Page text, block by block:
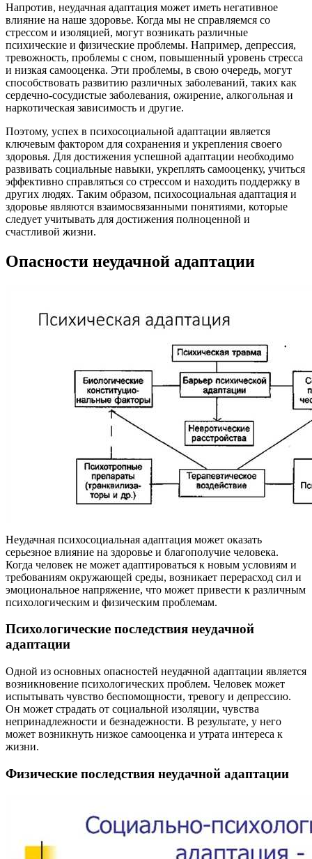
Напротив, неудачная адаптация может иметь негативное
влияние на наше здоровье. Когда мы не справляемся со
стрессом и изоляцией, могут возникать различные
психические и физические проблемы. Например, депрессия,
тревожность, проблемы с сном, повышенный уровень стресса
и низкая самооценка. Эти проблемы, в свою очередь, могут
способствовать развитию различных заболеваний, таких как
сердечно-сосудистые заболевания, ожирение, алкогольная и
наркотическая зависимость и другие.
Поэтому, успех в психосоциальной адаптации является
ключевым фактором для сохранения и укрепления своего
здоровья. Для достижения успешной адаптации необходимо
развивать социальные навыки, укреплять самооценку, учиться
эффективно справляться со стрессом и находить поддержку в
других людях. Таким образом, психосоциальная адаптация и
здоровье являются взаимосвязанными понятиями, которые
следует учитывать для достижения полноценной и
счастливой жизни.
Опасности неудачной адаптации
Неудачная психосоциальная адаптация может оказать
серьезное влияние на здоровье и благополучие человека.
Когда человек не может адаптироваться к новым условиям и
требованиям окружающей среды, возникает перерасход сил и
эмоциональное напряжение, что может привести к различным
психологическим и физическим проблемам.
Психологические последствия неудачной
адаптации
Одной из основных опасностей неудачной адаптации является
возникновение психологических проблем. Человек может
испытывать чувство беспомощности, тревогу и депрессию.
Он может страдать от социальной изоляции, чувства
непринадлежности и безнадежности. В результате, у него
может возникнуть низкое самооценка и утрата интереса к
жизни.
Физические последствия неудачной адаптации